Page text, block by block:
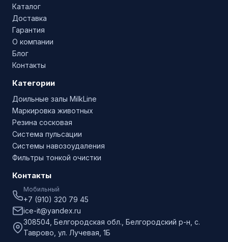
Каталог
Доставка
Гарантия
О компании
Блог
Контакты
Категории
Доильные залы MilkLine
Маркировка животных
Резина сосковая
Система пульсации
Системы навозоудаления
Фильтры тонкой очистки
Контакты
Мобильный
+7 (910) 320 79 45
ice-it@yandex.ru
308504, Белгородская обл., Белгородский р-н, с.
Таврово, ул. Лучевая, 1Б